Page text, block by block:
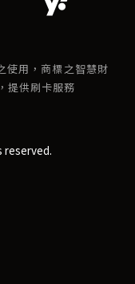
使用，商標之智慧財
提供刷卡服務
reserved.